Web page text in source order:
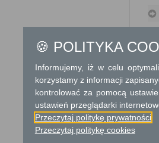
🍪 POLITYKA
Informujemy, iż w celu
korzystamy z informacji
kontrolować za pomocą
ustawień przeglądarki
Przeczytaj politykę prywatności
Przeczytaj politykę cookies